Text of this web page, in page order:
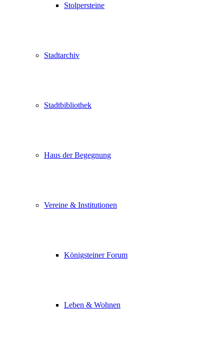
Stolpersteine
Stadtarchiv
Stadtbibliothek
Haus der Begegnung
Vereine & Institutionen
Königsteiner Forum
Leben & Wohnen